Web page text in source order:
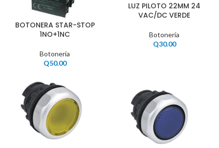
BOTONERA STAR-STOP
1NO+1NC
Botonería
Q50.00
LUZ PILOTO 22MM 24
VAC/DC VERDE
Botonería
Q30.00